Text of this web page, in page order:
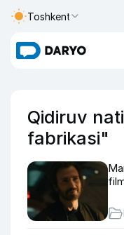
Toshkent
Qidiruv
fabrikasi"